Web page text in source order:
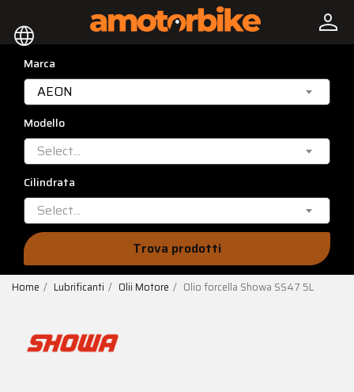
language person
Marca
AEON
Modello
Select...
Cilindrata
Select...
Trova prodotti
Home Lubrificanti Olii Motore Olio forcella Showa SS47 5L